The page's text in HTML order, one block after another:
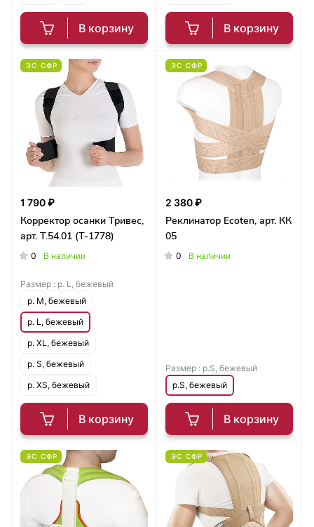
В корзину В корзину
ЭС СФР
1 790 ₽
Корректор осанки Тривес,
арт. Т.54.01 (Т-1778)
0 В наличии
В корзину
Размер : р. L, бежевый
р. M, бежевый
р. L, бежевый
р. XL, бежевый
р. S, бежевый
р. XS, бежевый
ЭС СФР
2 380 ₽
Реклинатор Ecoten, арт. КК
05
0 В наличии
В корзину
Размер : р.S, бежевый
р.S, бежевый
ЭС СФР ЭС СФР